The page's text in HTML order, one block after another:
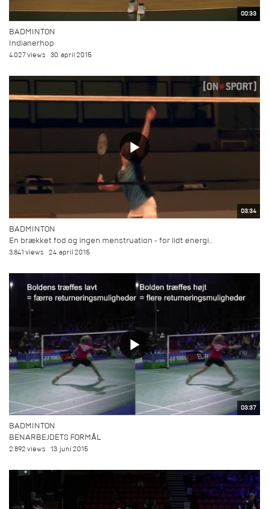
00:33
BADMINTON
Indianerhop
4.027 views 30. april 2015
03:34
BADMINTON
En brækket fod og ingen menstruation - for lidt energi...
3.841 views 24. april 2015
03:37
BADMINTON
BENARBEJDETS FORMÅL
2.892 views 13. juni 2015